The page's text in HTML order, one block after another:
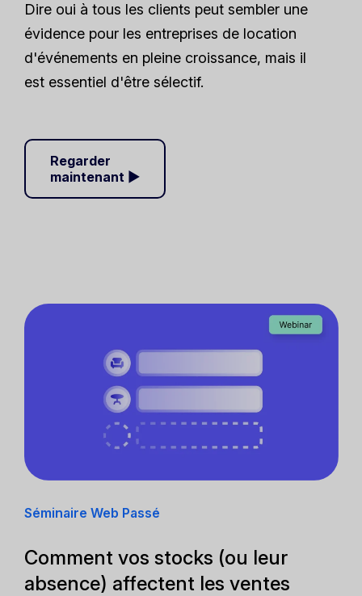
Dire oui à tous les clients peut sembler une
évidence pour les entreprises de location
d'événements en pleine croissance, mais il
est essentiel d'être sélectif.
Regarder
maintenant ▶
Séminaire Web Passé
Comment vos stocks (ou leur
absence) affectent les ventes